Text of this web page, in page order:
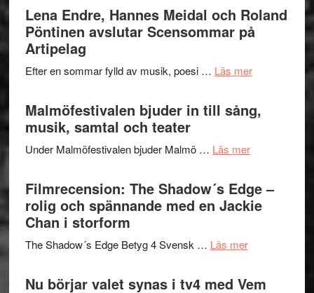
Delvis
bortom
terräng
–
Lena Endre, Hannes Meidal och Roland
Pöntinen avslutar Scensommar på
Artipelag
Efter en sommar fylld av musik, poesi … Läs merom
Hannes
Pöntinen
avslutar
Malmöfestivalen bjuder in till sång,
musik, samtal och teater
Under Malmöfestivalen bjuder Malmö … Läs merom
in
till
och
Filmrecension: The Shadow´s Edge –
rolig och spännande med en Jackie
Chan i storform
The Shadow´s Edge Betyg 4 Svensk … Läs merom
Nu börjar valet synas i tv4 med Vem